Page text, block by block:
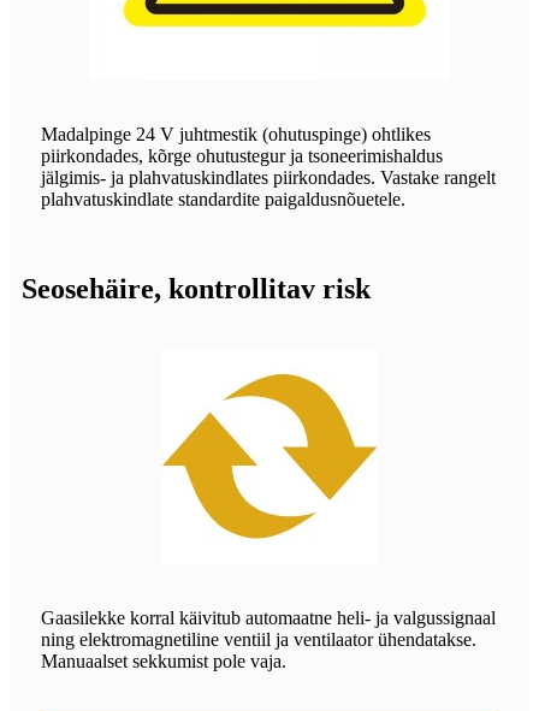
Madalpinge 24 V juhtmestik (ohutuspinge) ohtlikes
piirkondades, kõrge ohutustegur ja tsoneerimishaldus
jälgimis- ja plahvatuskindlates piirkondades. Vastake rangelt
plahvatuskindlate standardite paigaldusnõuetele.
Seosehäire, kontrollitav risk
Gaasilekke korral käivitub automaatne heli- ja valgussignaal
ning elektromagnetiline ventiil ja ventilaator ühendatakse.
Manuaalset sekkumist pole vaja.